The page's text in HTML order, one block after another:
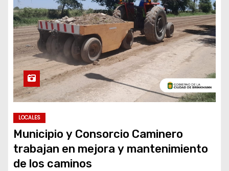
LOCALES
Municipio y Consorcio Caminero
trabajan en mejora y mantenimiento
de los caminos